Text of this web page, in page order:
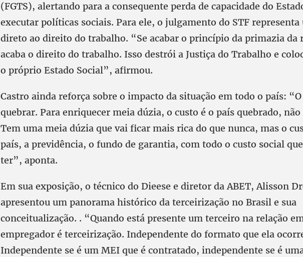
(FGTS), alertando para a consequente perda de capacidade do
executar políticas sociais. Para ele, o julgamento do STF representa
direto ao direito do trabalho. “Se acabar o princípio da primazia da
acaba o direito do trabalho. Isso destrói a Justiça do Trabalho e
o próprio Estado Social”, afirmou.
Castro ainda reforça sobre o impacto da situação em todo o país:
quebrar. Para enriquecer meia dúzia, o custo é o país quebrado, não
Tem uma meia dúzia que vai ficar mais rica do que nunca, mas o
país, a previdência, o fundo de garantia, com todo o custo social
ter”, aponta.
Em sua exposição, o técnico do Dieese e diretor da ABET, Alisson
apresentou um panorama histórico da terceirização no Brasil e sua
conceitualização. . “Quando está presente um terceiro na relação
empregador é terceirização. Independente do formato que ela
Independente se é um MEI que é contratado, independente se é